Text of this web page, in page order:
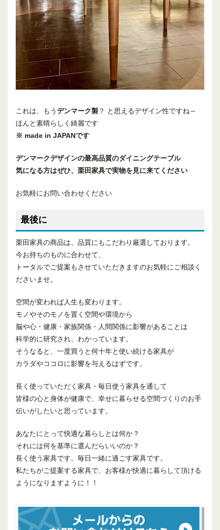
これは、もうデンマーク製 ？ と思えるデザイン性ですね～
ほんと素晴らしく綺麗です
※ made in JAPANです
デンマークデザインの最高品質のダイニングテーブル
気になる方はぜひ、 栗田家具で実物を見に来てください
お気軽にお問い合わせください
最後に
栗田家具の商品は、品質にもこだわり厳選しております。
今お持ちのものに合わせて、
トータルでご提案もさせていただきますのお気軽にご相談く
ださいませ。
空間が変われば人生も変わります。
モノやそのモノを置く空間や環境から
脳や心・健康・家族関係・人間関係に影響があることは
科学的に研究され、わかっています。
そうなると、一度買うと何十年と使い続ける家具が
カラダやココロに影響を与えるはずです。
長く使っていただく家具・毎日使う家具を通して
皆様の心と身体が健康で、幸せに暮らせる空間づくりのお手
伝いがしたいと思っています。
あなたにとって快適な暮らしとは何か？
それには何を基準に選んだらいいのか？
長く使う家具です。毎日一緒に過ごす家具です。
私たちがご提案する家具で、お客様が快適に暮らして頂ける
ようになりますように！！